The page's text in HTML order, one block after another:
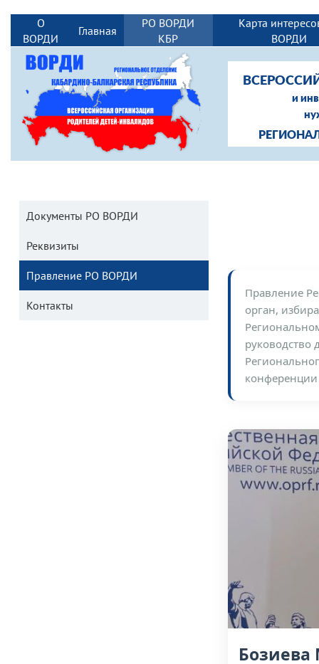
О
ВОРДИ
Главная
РО ВОРДИ
КБР
Карта
ВОРДИ
и
Документы РО ВОРДИ
Реквизиты
Правление РО ВОРДИ
Контакты
Правление
орган,
руководство
конференции
Бозиева